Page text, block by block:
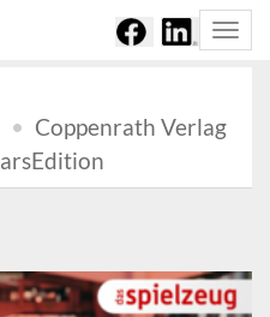
Coppenrath Verlag
arsEdition